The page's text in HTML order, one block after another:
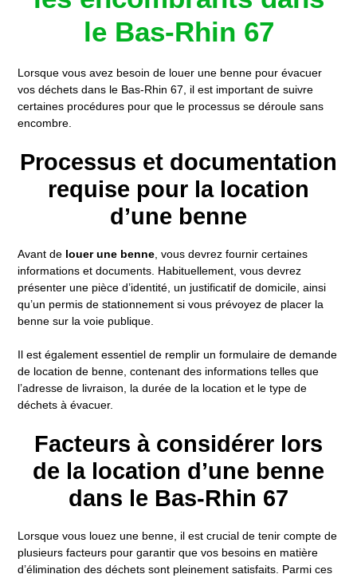
le Bas-Rhin 67
Lorsque vous avez besoin de louer une benne pour évacuer
vos déchets dans le Bas-Rhin 67, il est important de suivre
certaines procédures pour que le processus se déroule sans
encombre.
Processus et documentation
requise pour la location
d’une benne
Avant de louer une benne, vous devrez fournir certaines
informations et documents. Habituellement, vous devrez
présenter une pièce d’identité, un justificatif de domicile, ainsi
qu’un permis de stationnement si vous prévoyez de placer la
benne sur la voie publique.
Il est également essentiel de remplir un formulaire de demande
de location de benne, contenant des informations telles que
l’adresse de livraison, la durée de la location et le type de
déchets à évacuer.
Facteurs à considérer lors
de la location d’une benne
dans le Bas-Rhin 67
Lorsque vous louez une benne, il est crucial de tenir compte de
plusieurs facteurs pour garantir que vos besoins en matière
d’élimination des déchets sont pleinement satisfaits. Parmi ces